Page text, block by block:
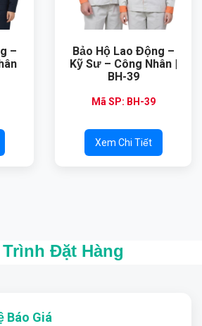
–
Bảo Hộ Lao Động –
Kỹ Sư – Công Nhân |
BH-39
Mã SP: BH-39
Xem Chi Tiết
Đặt Hàng
Báo Giá